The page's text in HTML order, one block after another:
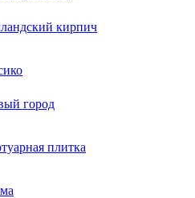
кирпич
город
плитка